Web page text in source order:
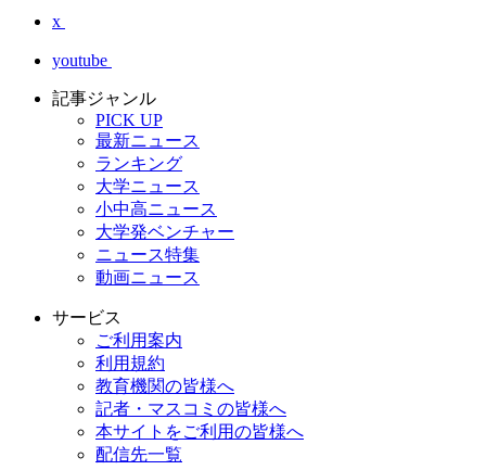
x
youtube
記事ジャンル
PICK UP
最新ニュース
ランキング
大学ニュース
小中高ニュース
大学発ベンチャー
ニュース特集
動画ニュース
サービス
ご利用案内
利用規約
教育機関の皆様へ
記者・マスコミの皆様へ
本サイトをご利用の皆様へ
配信先一覧